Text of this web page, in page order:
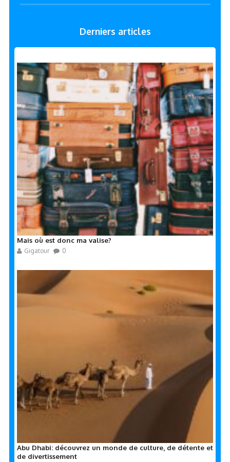
Derniers articles
Mais où est donc ma valise?
Gigatour 0
Abu Dhabi: découvrez un monde de culture, de détente et
de divertissement